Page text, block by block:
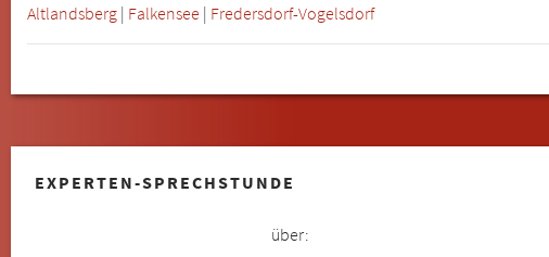
Altlandsberg | Falkensee | Fredersdorf-Vogelsdorf
EXPERTEN-SPRECHSTUNDE
über: